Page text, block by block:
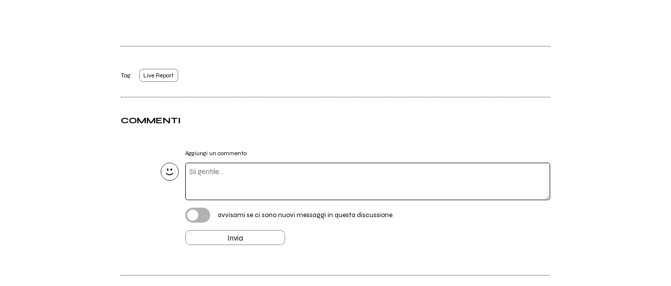
Tag: Live Report
COMMENTI
Aggiungi un commento
avvisami se ci sono nuovi messaggi in questa discussione
Invia